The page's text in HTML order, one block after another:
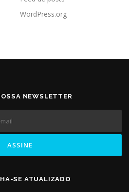
WordPress.org
NEWSLETTER
SE ATUALIZADO